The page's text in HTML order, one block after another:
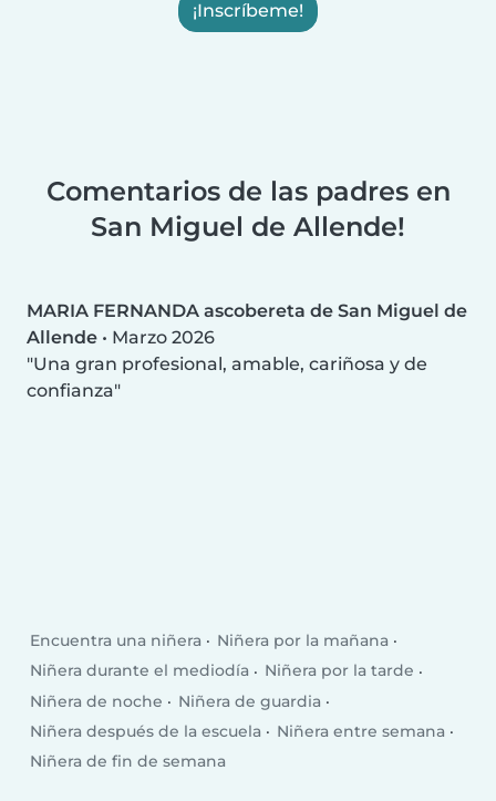
¡Inscríbeme!
Comentarios de las padres en
San Miguel de Allende!
MARIA FERNANDA ascobereta de San Miguel de
Allende • Marzo 2026
Una gran profesional, amable, cariñosa y de
confianza
Encuentra una niñera
Niñera por la mañana
Niñera durante el mediodía
Niñera por la tarde
Niñera de noche
Niñera de guardia
Niñera después de la escuela
Niñera entre semana
Niñera de fin de semana